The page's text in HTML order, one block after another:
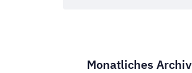
Monatliches Archiv